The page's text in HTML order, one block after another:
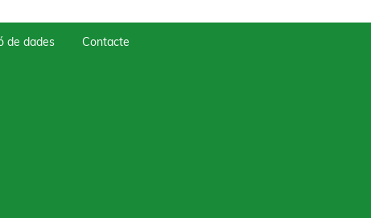
de dades Contacte